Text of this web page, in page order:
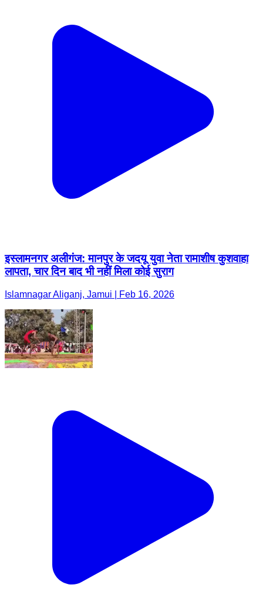
इस्लामनगर अलीगंज: मानपुर के जदयू युवा नेता रामाशीष कुशवाहा
लापता, चार दिन बाद भी नहीं मिला कोई सुराग
Islamnagar Aliganj, Jamui | Feb 16, 2026